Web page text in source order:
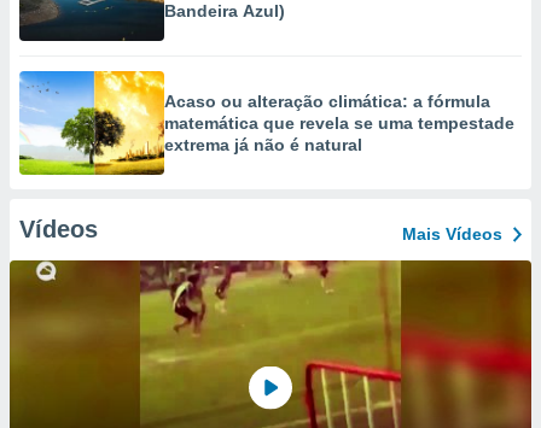
Bandeira Azul)
Acaso ou alteração climática: a fórmula
matemática que revela se uma tempestade
extrema já não é natural
Vídeos Mais Vídeos